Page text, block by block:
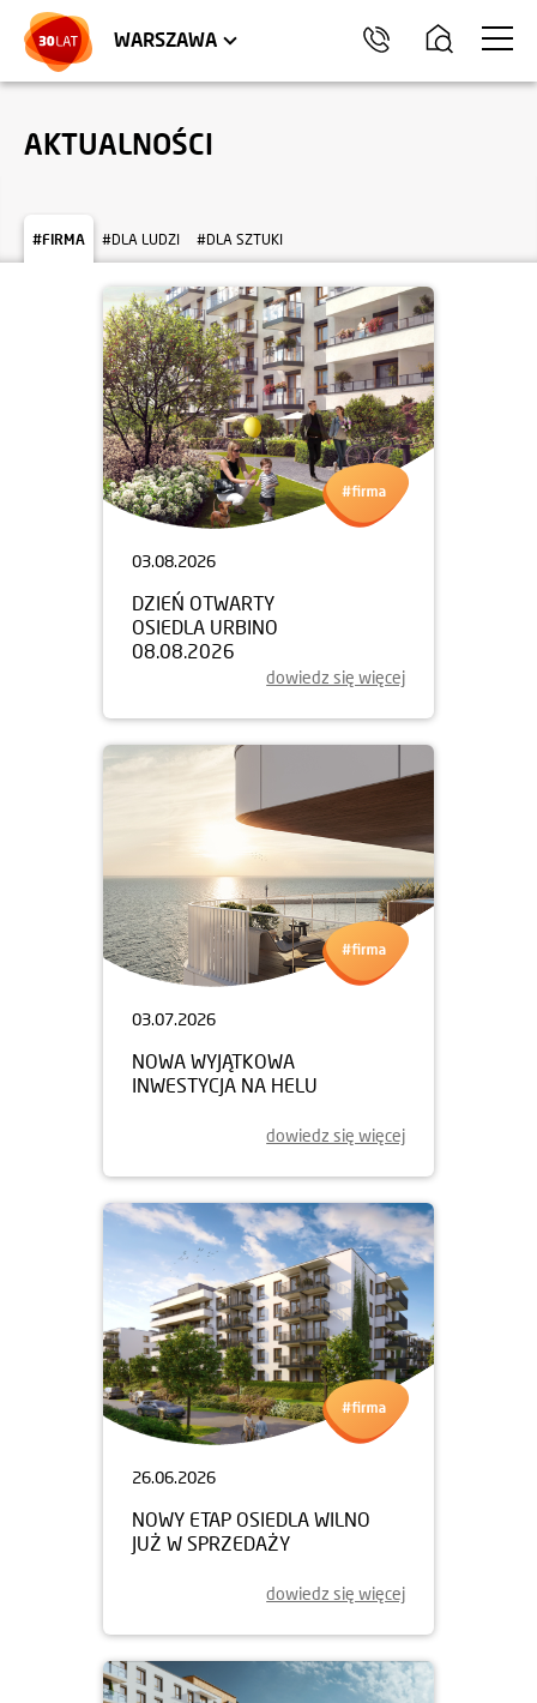
WARSZAWA
HEL
AKTUALNOŚCI
#FIRMA #DLA LUDZI #DLA SZTUKI
03.08.2026
DZIEŃ OTWARTY
OSIEDLA URBINO
08.08.2026
dowiedz się więcej
03.07.2026
NOWA WYJĄTKOWA
INWESTYCJA NA HELU
dowiedz się więcej
26.06.2026
NOWY ETAP OSIEDLA WILNO
JUŻ W SPRZEDAŻY
dowiedz się więcej